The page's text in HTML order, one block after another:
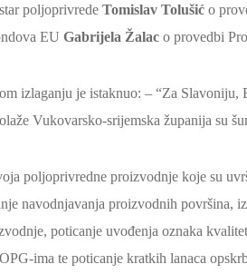
poljoprivrede Tomislav Tolušić o
EU Gabrijela Žalac o provedbi
izlaganju je istaknuo: – “Za Slavoniju,
Vukovarsko-srijemska županija su
poljoprivredne proizvodnje koje su
navodnjavanja proizvodnih površina,
poticanje uvođenja oznaka
ima te poticanje kratkih lanaca